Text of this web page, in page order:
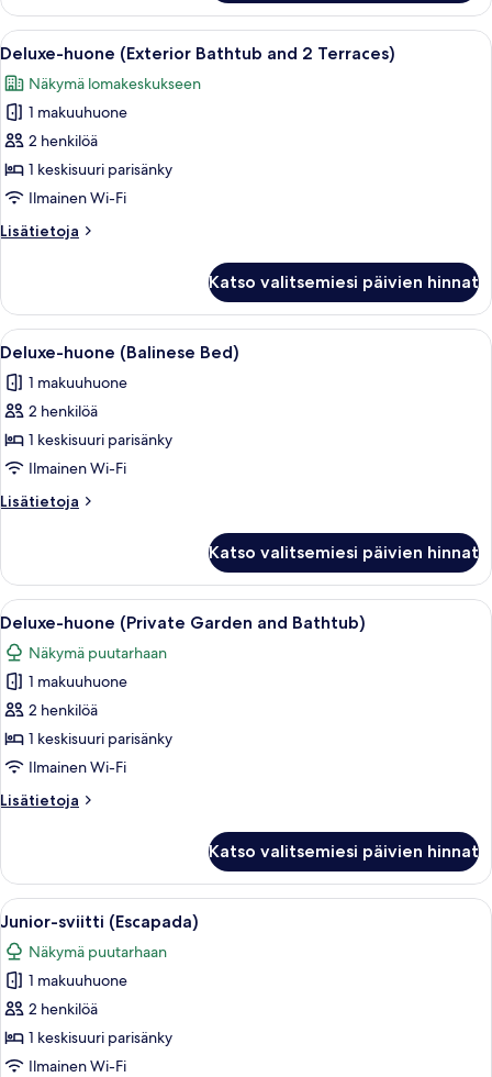
kuvat
(Private
Garden
and
2
Adults)
Avaa
kaikki
huonetyypin
Deluxe-
huone
(Exterior
Bathtub
2
Moderni kylpyhuone, jossa on
10
Deluxe-huone (Exterior Bathtub and 2 Terraces)
Näkymä lomakeskukseen
1 makuuhuone
2 henkilöä
1 keskisuuri parisänky
Ilmainen Wi-Fi
Lisätietoja
Lisätietoja
(Exterior
Bathtub
and
Terraces)
Katso valitsemiesi päivien hinnat
Avaa
kaikki
huonetyypin
Deluxe-
huone
(Balinese
Bed)
kuvat
Moderni ulkotila, jossa on valkoiset
8
Deluxe-huone (Balinese Bed)
1 makuuhuone
2 henkilöä
1 keskisuuri parisänky
Ilmainen Wi-Fi
Lisätietoja
Lisätietoja
(Balinese
Bed)
Katso valitsemiesi päivien hinnat
Avaa
kaikki
huonetyypin
Deluxe-
huone
(Private
Garden
Bathtub)
Moderni hotellihuone, jossa on suuri
9
Deluxe-huone (Private Garden and Bathtub)
Näkymä puutarhaan
1 makuuhuone
2 henkilöä
1 keskisuuri parisänky
Ilmainen Wi-Fi
Lisätietoja
Lisätietoja
(Private
Garden
and
Bathtub)
Katso valitsemiesi päivien hinnat
Avaa
kaikki
huonetyypin
Junior-
sviitti
(Escapada)
kuvat
Moderni hotellihuone, jossa on
7
Junior-sviitti (Escapada)
Näkymä puutarhaan
1 makuuhuone
2 henkilöä
1 keskisuuri parisänky
Ilmainen Wi-Fi